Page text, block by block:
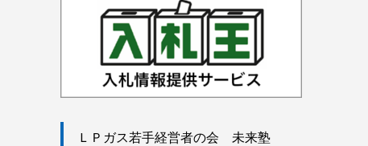
ＬＰガス若手経営者の会 未来塾